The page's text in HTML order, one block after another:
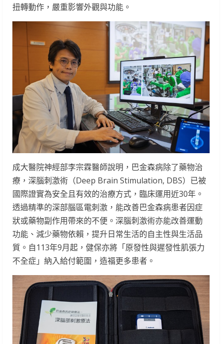
扭轉動作，嚴重影響外觀與功能。
成大醫院神經部李宗霖醫師說明，巴金森病除了藥物治
療，深腦刺激術（Deep Brain Stimulation, DBS）已被
國際證實為安全且有效的治療方式，臨床運用近30年。
透過精準的深部腦區電刺激，能改善巴金森病患者因症
狀或藥物副作用帶來的不便。深腦刺激術亦能改善運動
功能、減少藥物依賴，提升日常生活的自主性與生活品
質。自113年9月起，健保亦將「原發性與遲發性肌張力
不全症」納入給付範圍，造福更多患者。